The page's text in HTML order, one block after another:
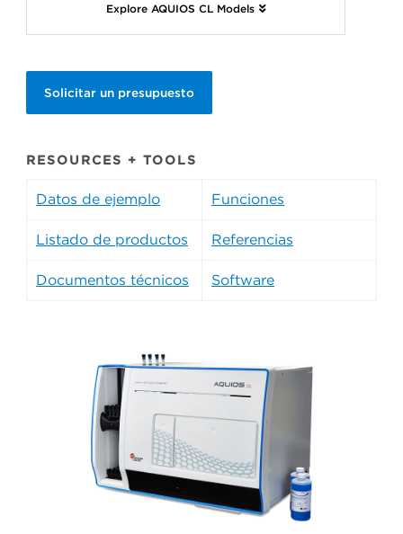
Explore AQUIOS CL Models
Solicitar un presupuesto
RESOURCES + TOOLS
Datos de ejemplo Funciones
Listado de productos Referencias
Documentos técnicos Software